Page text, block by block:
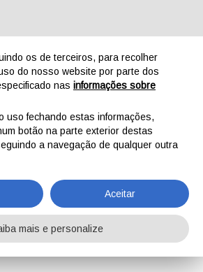
os de terceiros, para recolher
do nosso website por parte dos
nas informações sobre
uso fechando estas informações,
botão na parte exterior destas
a navegação de qualquer outra
Aceitar
mais e personalize